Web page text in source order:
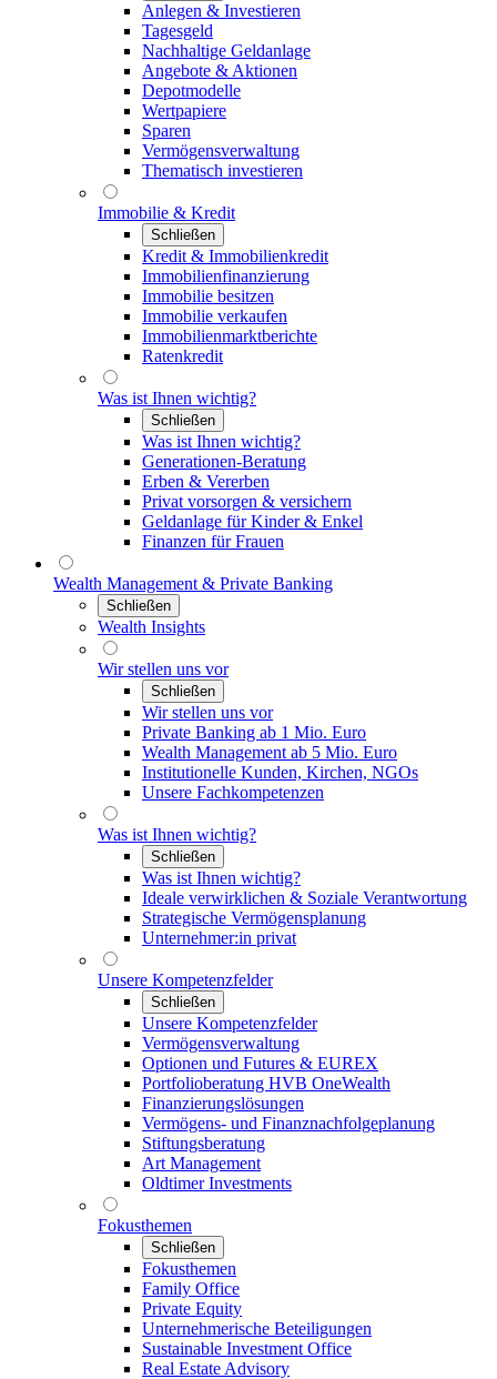
Anlegen & Investieren
Tagesgeld
Nachhaltige Geldanlage
Angebote & Aktionen
Depotmodelle
Wertpapiere
Sparen
Vermögensverwaltung
Thematisch investieren
Immobilie & Kredit
Schließen
Kredit & Immobilienkredit
Immobilienfinanzierung
Immobilie besitzen
Immobilie verkaufen
Immobilienmarktberichte
Ratenkredit
Was ist Ihnen wichtig?
Schließen
Was ist Ihnen wichtig?
Generationen-Beratung
Erben & Vererben
Privat vorsorgen & versichern
Geldanlage für Kinder & Enkel
Finanzen für Frauen
Wealth Management & Private Banking
Schließen
Wealth Insights
Wir stellen uns vor
Schließen
Wir stellen uns vor
Private Banking ab 1 Mio. Euro
Wealth Management ab 5 Mio. Euro
Institutionelle Kunden, Kirchen, NGOs
Unsere Fachkompetenzen
Was ist Ihnen wichtig?
Schließen
Was ist Ihnen wichtig?
Ideale verwirklichen & Soziale Verantwortung
Strategische Vermögensplanung
Unternehmer:in privat
Unsere Kompetenzfelder
Schließen
Unsere Kompetenzfelder
Vermögensverwaltung
Optionen und Futures & EUREX
Portfolioberatung HVB OneWealth
Finanzierungslösungen
Vermögens- und Finanznachfolgeplanung
Stiftungsberatung
Art Management
Oldtimer Investments
Fokusthemen
Schließen
Fokusthemen
Family Office
Private Equity
Unternehmerische Beteiligungen
Sustainable Investment Office
Real Estate Advisory